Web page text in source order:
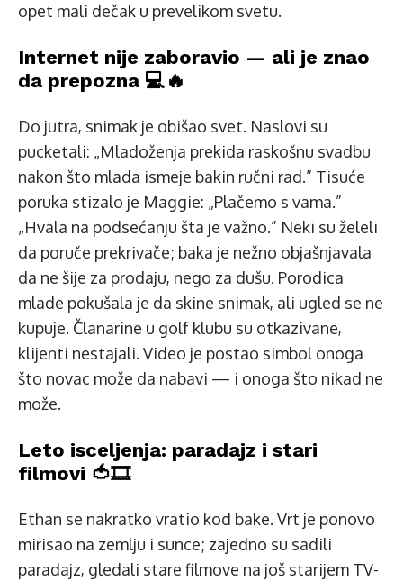
opet mali dečak u prevelikom svetu.
Internet nije zaboravio — ali je znao
da prepozna 💻🔥
Do jutra, snimak je obišao svet. Naslovi su
pucketali: „Mladoženja prekida raskošnu svadbu
nakon što mlada ismeje bakin ručni rad.” Tisuće
poruka stizalo je Maggie: „Plačemo s vama.”
„Hvala na podsećanju šta je važno.” Neki su želeli
da poruče prekrivače; baka je nežno objašnjavala
da ne šije za prodaju, nego za dušu. Porodica
mlade pokušala je da skine snimak, ali ugled se ne
kupuje. Članarine u golf klubu su otkazivane,
klijenti nestajali. Video je postao simbol onoga
što novac može da nabavi — i onoga što nikad ne
može.
Leto isceljenja: paradajz i stari
filmovi 🍅🎞️
Ethan se nakratko vratio kod bake. Vrt je ponovo
mirisao na zemlju i sunce; zajedno su sadili
paradajz, gledali stare filmove na još starijem TV-